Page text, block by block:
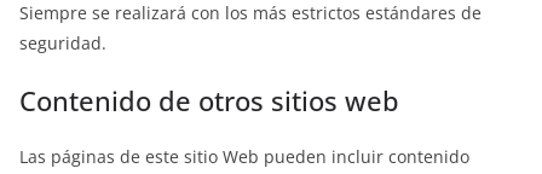
Siempre se realizará con los más estrictos estándares de
seguridad.
Contenido de otros sitios web
Las páginas de este sitio Web pueden incluir contenido